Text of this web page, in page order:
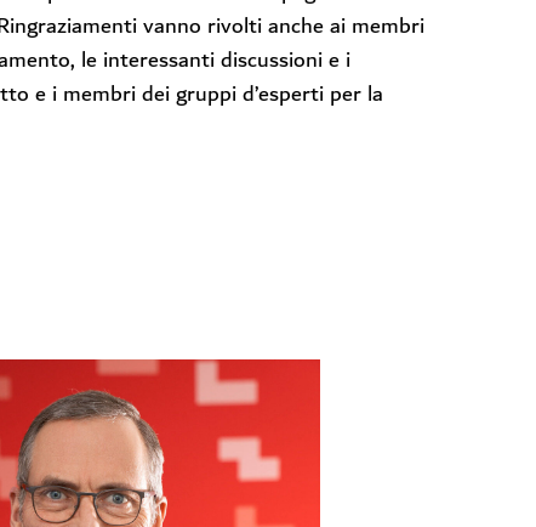
vanno rivolti anche ai membri
le interessanti discussioni e i
e i membri dei gruppi d’esperti per la